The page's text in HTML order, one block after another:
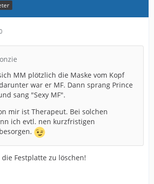
MM plötzlich die Maske vom Kopf
war er MF. Dann sprang Prince
sang "Sexy MF".
mir ist Therapeut. Bei solchen
ich evtl. nen kurzfristigen
Festplatte zu löschen!